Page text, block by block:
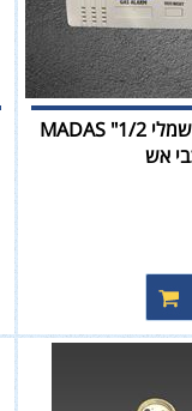
גלאי גז YGL לתעשייה עם ברז גז חשמלי 1/2" MADAS
אש